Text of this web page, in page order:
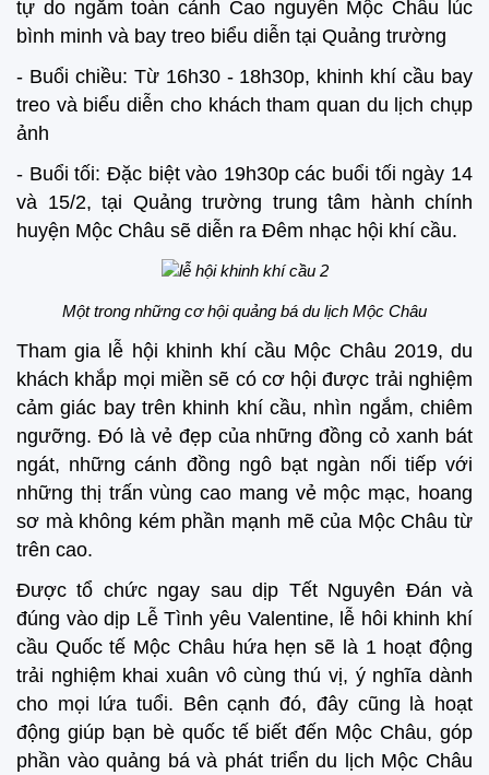
tự do ngắm toàn cảnh Cao nguyên Mộc Châu lúc
bình minh và bay treo biểu diễn tại Quảng trường
- Buổi chiều: Từ 16h30 - 18h30p, khinh khí cầu bay
treo và biểu diễn cho khách tham quan du lịch chụp
ảnh
- Buổi tối: Đặc biệt vào 19h30p các buổi tối ngày 14
và 15/2, tại Quảng trường trung tâm hành chính
huyện Mộc Châu sẽ diễn ra Đêm nhạc hội khí cầu.
Một trong những cơ hội quảng bá du lịch Mộc Châu
Tham gia lễ hội khinh khí cầu Mộc Châu 2019, du
khách khắp mọi miền sẽ có cơ hội được trải nghiệm
cảm giác bay trên khinh khí cầu, nhìn ngắm, chiêm
ngưỡng. Đó là vẻ đẹp của những đồng cỏ xanh bát
ngát, những cánh đồng ngô bạt ngàn nối tiếp với
những thị trấn vùng cao mang vẻ mộc mạc, hoang
sơ mà không kém phần mạnh mẽ của Mộc Châu từ
trên cao.
Được tổ chức ngay sau dịp Tết Nguyên Đán và
đúng vào dịp Lễ Tình yêu Valentine, lễ hôi khinh khí
cầu Quốc tế Mộc Châu hứa hẹn sẽ là 1 hoạt động
trải nghiệm khai xuân vô cùng thú vị, ý nghĩa dành
cho mọi lứa tuổi. Bên cạnh đó, đây cũng là hoạt
động giúp bạn bè quốc tế biết đến Mộc Châu, góp
phần vào quảng bá và phát triển du lịch Mộc Châu